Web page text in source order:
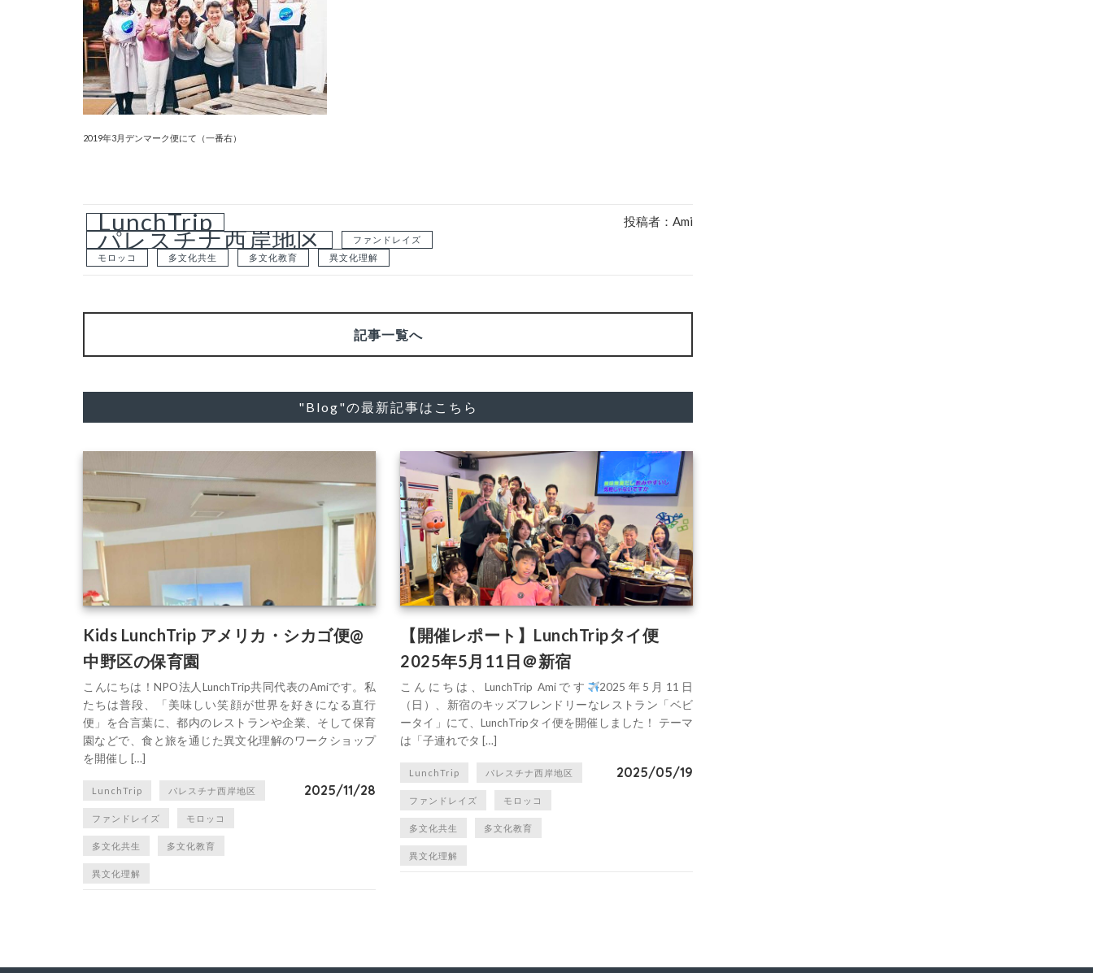
2019年3月デンマーク便にて（一番右）
LunchTrip
パレスチナ西岸地区
ファンドレイズ
モロッコ
多文化共生 多文化教育 異文化理解
投稿者：Ami
記事一覧へ
"Blog"の最新記事はこちら
Kids LunchTrip アメリカ・シカゴ便@
中野区の保育園
こんにちは！NPO法人LunchTrip共同代表のAmiです。私
たちは普段、「美味しい笑顔が世界を好きになる直行
便」を合言葉に、都内のレストランや企業、そして保育
園などで、食と旅を通じた異文化理解のワークショップ
を開催し […]
LunchTrip パレスチナ西岸地区
ファンドレイズ モロッコ
多文化共生 多文化教育
異文化理解
2025/11/28
【開催レポート】LunchTripタイ便
2025年5月11日＠新宿
こんにちは、LunchTrip Amiです
2025年5月11日
（日）、新宿のキッズフレンドリーなレストラン「ベビ
ータイ」にて、LunchTripタイ便を開催しました！ テーマ
は「子連れでタ […]
LunchTrip パレスチナ西岸地区
ファンドレイズ モロッコ
多文化共生 多文化教育
異文化理解
2025/05/19